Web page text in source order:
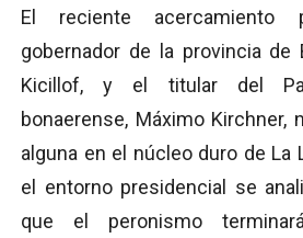
El reciente acercamiento
gobernador de la provincia de
Kicillof, y el titular del
bonaerense, Máximo Kirchner,
alguna en el núcleo duro de La
el entorno presidencial se
que el peronismo